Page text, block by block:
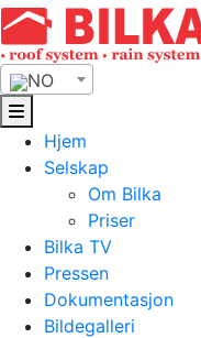
Skip
to
content
NO
Hjem
Selskap
Om Bilka
Priser
Bilka TV
Pressen
Dokumentasjon
Bildegalleri